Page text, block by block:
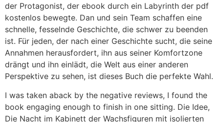
der Protagonist, der ebook durch ein Labyrinth der pdf
kostenlos bewegte. Dan und sein Team schaffen eine
schnelle, fesselnde Geschichte, die schwer zu beenden
ist. Für jeden, der nach einer Geschichte sucht, die seine
Annahmen herausfordert, ihn aus seiner Komfortzone
drängt und ihn einlädt, die Welt aus einer anderen
Perspektive zu sehen, ist dieses Buch die perfekte Wahl.
I was taken aback by the negative reviews, I found the
book engaging enough to finish in one sitting. Die Idee,
Die Nacht im Kabinett der Wachsfiguren mit isolierten